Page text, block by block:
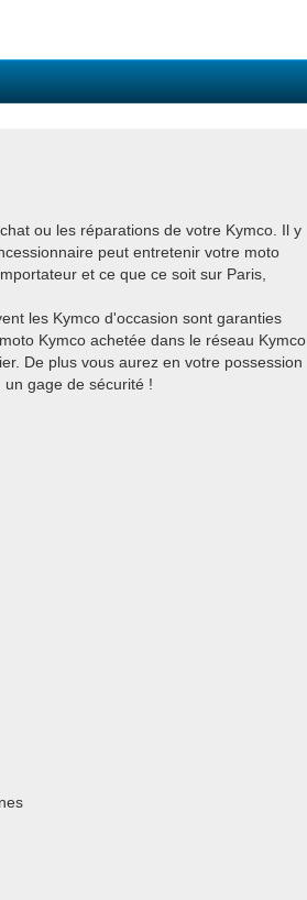
ou les réparations de votre Kymco. Il y
peut entretenir votre moto
et ce que ce soit sur Paris,
les Kymco d'occasion sont garanties
Kymco achetée dans le réseau Kymco
De plus vous aurez en votre possession
gage de sécurité !